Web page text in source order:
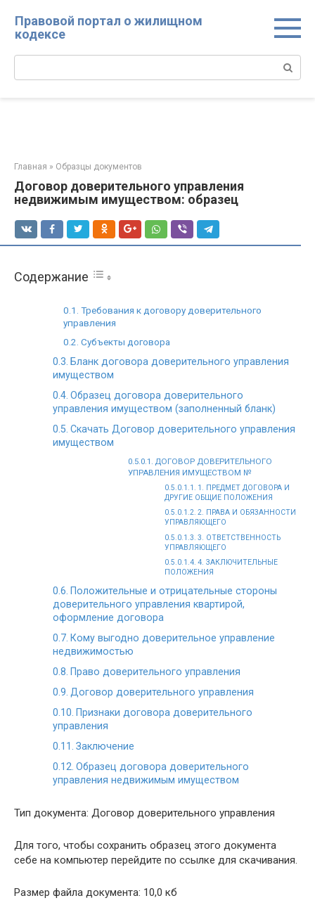
контенту
Правовой портал о жилищном
кодексе
Поиск:
Главная » Образцы документов
Договор доверительного управления
недвижимым имуществом: образец
Содержание
Требования к договору доверительного
управления
Субъекты договора
Бланк договора доверительного управления
имуществом
Образец договора доверительного
управления имуществом (заполненный бланк)
Скачать Договор доверительного управления
имуществом
ДОГОВОР ДОВЕРИТЕЛЬНОГО
УПРАВЛЕНИЯ ИМУЩЕСТВОМ №
1. ПРЕДМЕТ ДОГОВОРА И
ДРУГИЕ ОБЩИЕ ПОЛОЖЕНИЯ
2. ПРАВА И ОБЯЗАННОСТИ
УПРАВЛЯЮЩЕГО
3. ОТВЕТСТВЕННОСТЬ
УПРАВЛЯЮЩЕГО
4. ЗАКЛЮЧИТЕЛЬНЫЕ
ПОЛОЖЕНИЯ
Положительные и отрицательные стороны
доверительного управления квартирой,
оформление договора
Кому выгодно доверительное управление
недвижимостью
Право доверительного управления
Договор доверительного управления
Признаки договора доверительного
управления
Заключение
Образец договора доверительного
управления недвижимым имуществом
Тип документа: Договор доверительного управления
Для того, чтобы сохранить образец этого документа
себе на компьютер перейдите по ссылке для скачивания.
Размер файла документа: 10,0 кб